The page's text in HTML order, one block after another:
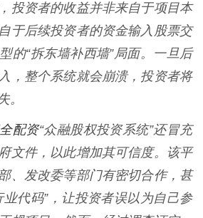
投资者的收益并非来自于项目本
于后续投资者的资金输入股票交
的“拆东墙补西墙”局面。一旦后
，整个系统就会崩溃，投资者将
。
配资“众融股权投资系统”还冒充
文件，以此增加其可信度。该平
、发改委等部门有密切合作，甚
业代码”，让投资者误以为自己参